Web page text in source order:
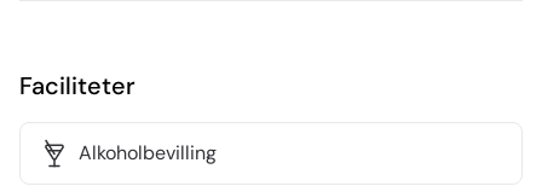
Faciliteter
Alkoholbevilling